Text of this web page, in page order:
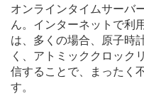
オンラインタイムサーバ
ん。インターネットで利
は、多くの場合、原子時
く、アトミッククロック
信することで、まったく
す。